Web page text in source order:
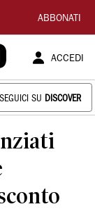
ABBONATI
ACCEDI
SEGUICI SU DISCOVER